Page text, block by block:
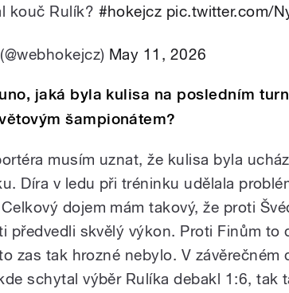
kouč Rulík? #hokejcz pic.twitter.com/
May 11, 2026
jaká byla kulisa na posledním
šampionátem?
musím uznat, že kulisa byla
Díra v ledu při tréninku udělala
dojem mám takový, že proti
předvedli skvělý výkon. Proti Finům to
zas tak hrozné nebylo. V závěrečném
schytal výběr Rulíka debakl 1:6, tak